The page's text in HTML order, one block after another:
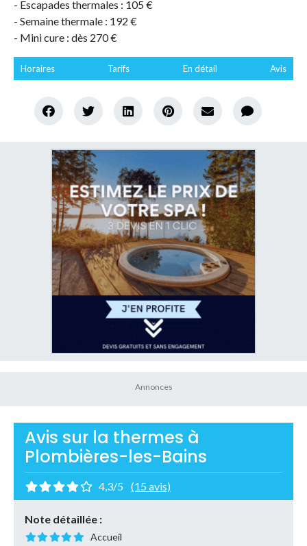
- Escapades thermales : 105 €
- Semaine thermale : 192 €
- Mini cure : dès 270 €
Horaires Tarifs En détail Avis
Avis sur la thermes à
Plombières-les-Bains
4,3/5 (15 avis)
Note détaillée :
Accueil